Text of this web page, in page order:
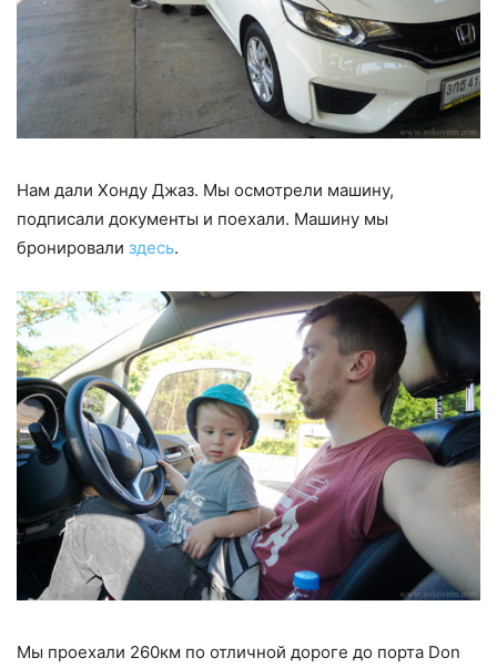
Нам дали Хонду Джаз. Мы осмотрели машину,
подписали документы и поехали. Машину мы
бронировали здесь.
Мы проехали 260км по отличной дороге до порта Don